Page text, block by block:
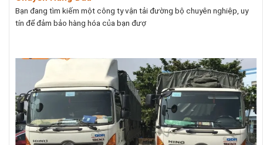
Bạn đang tìm kiếm một công ty vận tải đường bộ chuyên nghiệp, uy
tín để đảm bảo hàng hóa của bạn đượ